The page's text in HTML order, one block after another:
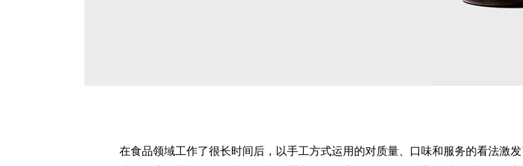
在食品领域工作了很长时间后，以手工方式运用的对质量、口味和服务的看法激